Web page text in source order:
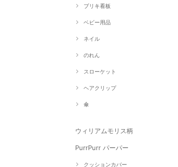
ブリキ看板
ベビー用品
ネイル
のれん
スローケット
ヘアクリップ
傘
ウィリアムモリス柄
PurrPurr パーパー
クッションカバー